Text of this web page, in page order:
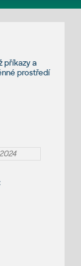
příkazya
prostředí
2024